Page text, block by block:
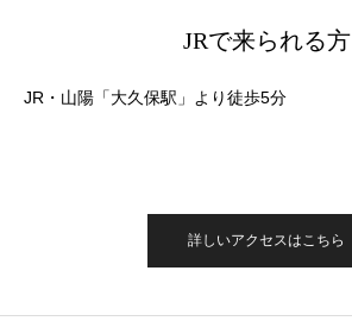
JRで来られる方
JR・山陽「大久保駅」より徒歩5分
詳しいアクセスはこちら